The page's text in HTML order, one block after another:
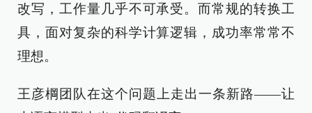
改写，工作量几乎不可承受。而常规的转换工
具，面对复杂的科学计算逻辑，成功率常常不
理想。
王彦棡团队在这个问题上走出一条新路——让